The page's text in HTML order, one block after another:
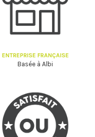
ENTREPRISE FRANÇAISE
Basée à Albi